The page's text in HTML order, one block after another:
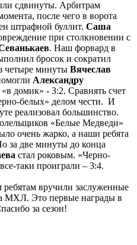
сдвинуты. Арбитрам
после чего в ворота
штрафной буллит. Саша
при столкновении с
. Наш форвард в
бросок и сократил
четыре минуты Вячеслав
Александру
домик» - 3:2. Сравнять счет
белых» делом чести. И
реализовал большинство.
«Белые Медведи»
очень жарко, а наши ребята
за две минуты до конца
стал роковым. «Черно-
таки проиграли – 3:4.
вручили заслуженные
МХЛ. Это первые награды в
за сезон!